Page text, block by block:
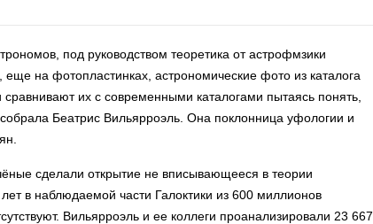
под руководством теоретика от астрофмзики
на фотопластинках, астрономические фото из каталога
их с современными каталогами пытаясь понять,
Беатрис Вильярроэль. Она поклонница уфологии и
сделали открытие не вписывающееся в теории
в наблюдаемой части Галоктики из 600 миллионов
Вильярроэль и ее коллеги проанализировали 23 667